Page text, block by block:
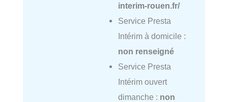
interim-rouen.fr/
Service Presta
Intérim à domicile :
non renseigné
Service Presta
Intérim ouvert
dimanche : non